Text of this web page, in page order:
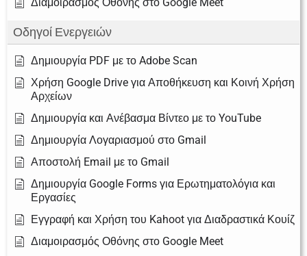
Οδηγοί Ενεργειών
Δημιουργία PDF με το Adobe Scan
Χρήση Google Drive για Αποθήκευση και Κοινή Χρήση
Αρχείων
Δημιουργία και Ανέβασμα Βίντεο με το YouTube
Δημιουργία Λογαριασμού στο Gmail
Αποστολή Email με το Gmail
Δημιουργία Google Forms για Ερωτηματολόγια και
Εργασίες
Εγγραφή και Χρήση του Kahoot για Διαδραστικά Κουίζ
Διαμοιρασμός Οθόνης στο Google Meet